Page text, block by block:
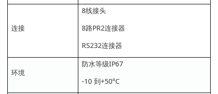
连接
8线接头
8路PR2连接器
RS232连接器
环境
防水等级IP67
-10 到+50°C